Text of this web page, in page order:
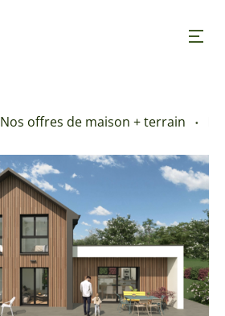
Prendre RDV
+33 6 03 87 08 54
Nos offres de maison + terrain